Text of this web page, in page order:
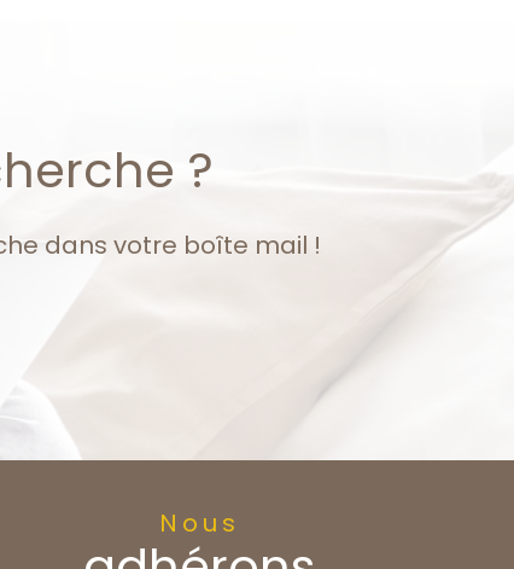
?
dans votre boîte mail !
Nous